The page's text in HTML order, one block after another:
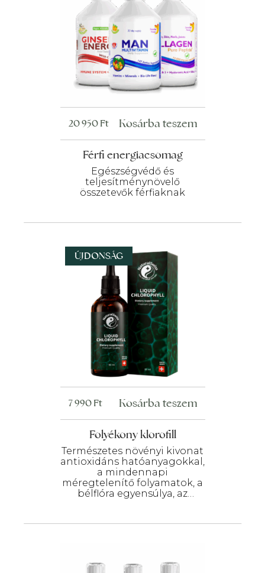
Férfi energiacsomag
Egészségvédő és
teljesítménynövelő
összetevők férfiaknak
20 950Ft Kosárba teszem
ÚJDONSÁG
Folyékony klorofill
Természetes növényi kivonat
antioxidáns hatóanyagokkal,
a mindennapi
méregtelenítő folyamatok, a
bélflóra egyensúlya, az
7 990Ft Kosárba teszem